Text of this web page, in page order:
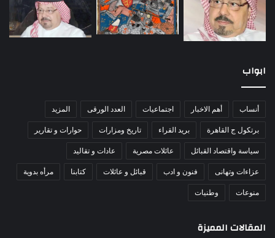
ابواب
أنساب أهم الاخبار اجتماعيات العدد الورقى المزيد
برتكول ج القاهرة بريد القراء تاريخ ومزارات حوارات و تقارير
سياسة واقتصاد القبائل عائلات مصرية عادات و تقاليد
عزاءات وتهانى فنون و ادب قبائل و عائلات كتابنا مرأه بدوية
منوعات وطنيات
المقالات المميزة